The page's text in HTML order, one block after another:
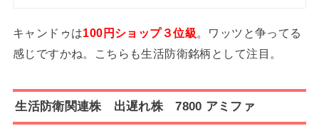
キャンドゥは100円ショップ３位級。ワッツと争ってる
感じですかね。こちらも生活防衛銘柄として注目。
生活防衛関連株 出遅れ株 7800 アミファ